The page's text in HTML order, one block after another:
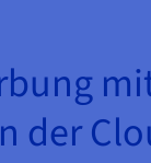
der